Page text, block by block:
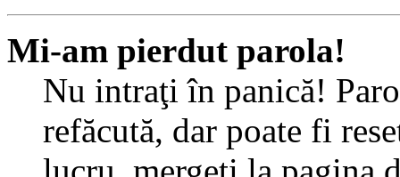
Mi-am pierdut parola!
Nu intraţi în panică!
refăcută, dar poate fi